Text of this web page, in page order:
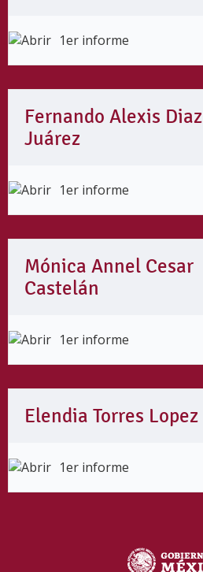
1er informe
Fernando Alexis Diaz
Juárez
1er informe
Mónica Annel Cesar
Castelán
1er informe
Elendia Torres Lopez
1er informe